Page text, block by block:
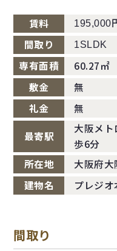
賃料 195,000
間取り
1SLDK
専有面積
60.27㎡
敷金
無
礼金
無
最寄駅
大阪メ
歩6分
所在地
大阪府
建物名
プレジオ
間取り